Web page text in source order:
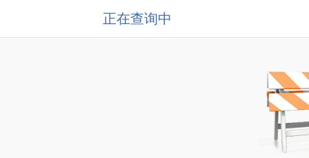
正在查询中